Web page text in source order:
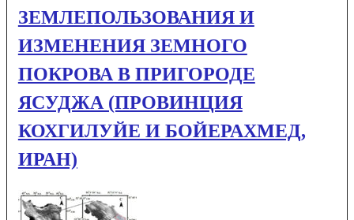
ЗЕМЛЕПОЛЬЗОВАНИЯ И
ИЗМЕНЕНИЯ ЗЕМНОГО
ПОКРОВА В ПРИГОРОДЕ
ЯСУДЖА (ПРОВИНЦИЯ
КОХГИЛУЙЕ И БОЙЕРАХМЕД,
ИРАН)